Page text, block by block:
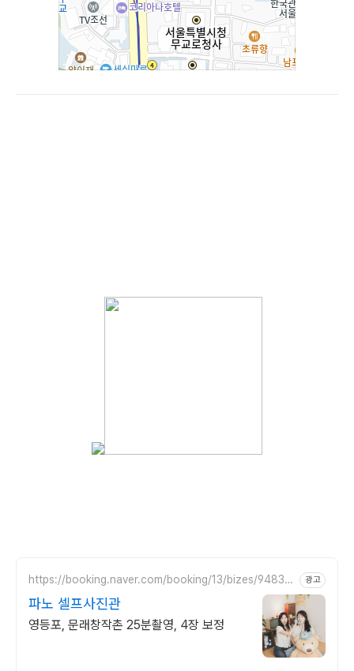
https://booking.naver.com/booking/13/bizes/94833
광고
파노 셀프사진관
영등포, 문래창작촌 25분촬영, 4장 보정